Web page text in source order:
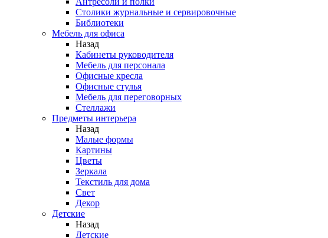
Столики журнальные и сервировочные
Библиотеки
Мебель для офиса
Назад
Кабинеты руководителя
Мебель для персонала
Офисные кресла
Офисные стулья
Мебель для переговорных
Стеллажи
Предметы интерьера
Назад
Малые формы
Картины
Цветы
Зеркала
Текстиль для дома
Свет
Декор
Детские
Назад
Детские